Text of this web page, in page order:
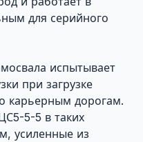
для серийного
испытывает
при загрузке
карьерным дорогам.
5-5 в таких
усиленные из